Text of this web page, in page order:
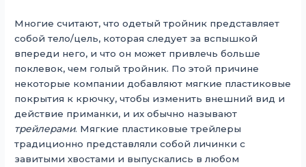
Многие считают, что одетый тройник представляет
собой тело/цель, которая следует за вспышкой
впереди него, и что он может привлечь больше
поклевок, чем голый тройник. По этой причине
некоторые компании добавляют мягкие пластиковые
покрытия к крючку, чтобы изменить внешний вид и
действие приманки, и их обычно называют
трейлерами. Мягкие пластиковые трейлеры
традиционно представляли собой личинки с
завитыми хвостами и выпускались в любом